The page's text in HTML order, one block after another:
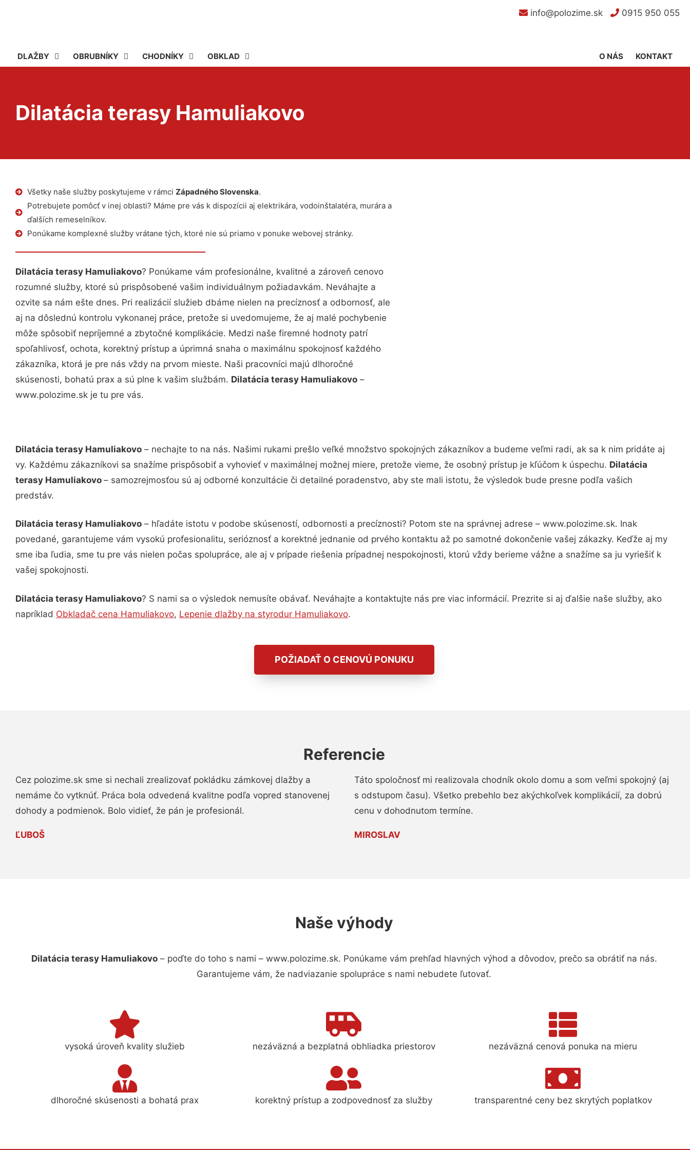
info@polozime.sk 0915 950 055
DLAŽBY OBRUBNÍKY CHODNÍKY OBKLAD KONTAKT
O NÁS
Dilatácia terasy Hamuliakovo
Všetky naše služby poskytujeme v rámci Západného Slovenska.
Potrebujete pomôcť v inej oblasti? Máme pre vás k dispozícii aj elektrikára, vodoinštalatéra, murára a
ďalších remeselníkov.
Ponúkame komplexné služby vrátane tých, ktoré nie sú priamo v ponuke webovej stránky.
Dilatácia terasy Hamuliakovo? Ponúkame vám profesionálne, kvalitné a zároveň cenovo
rozumné služby, ktoré sú prispôsobené vašim individuálnym požiadavkám. Neváhajte a
ozvite sa nám ešte dnes. Pri realizácií služieb dbáme nielen na precíznosť a odbornosť, ale
aj na dôslednú kontrolu vykonanej práce, pretože si uvedomujeme, že aj malé pochybenie
môže spôsobiť nepríjemné a zbytočné komplikácie. Medzi naše firemné hodnoty patrí
spoľahlivosť, ochota, korektný prístup a úprimná snaha o maximálnu spokojnosť každého
zákazníka, ktorá je pre nás vždy na prvom mieste. Naši pracovníci majú dlhoročné
skúsenosti, bohatú prax a sú plne k vašim službám. Dilatácia terasy Hamuliakovo –
www.polozime.sk je tu pre vás.
Dilatácia terasy Hamuliakovo – nechajte to na nás. Našimi rukami prešlo veľké množstvo spokojných zákazníkov a budeme veľmi radi, ak sa k nim pridáte aj
vy. Každému zákazníkovi sa snažíme prispôsobiť a vyhovieť v maximálnej možnej miere, pretože vieme, že osobný prístup je kľúčom k úspechu. Dilatácia
terasy Hamuliakovo – samozrejmosťou sú aj odborné konzultácie či detailné poradenstvo, aby ste mali istotu, že výsledok bude presne podľa vašich
predstáv.
Dilatácia terasy Hamuliakovo – hľadáte istotu v podobe skúseností, odbornosti a precíznosti? Potom ste na správnej adrese – www.polozime.sk. Inak
povedané, garantujeme vám vysokú profesionalitu, serióznosť a korektné jednanie od prvého kontaktu až po samotné dokončenie vašej zákazky. Keďže aj my
sme iba ľudia, sme tu pre vás nielen počas spolupráce, ale aj v prípade riešenia prípadnej nespokojnosti, ktorú vždy berieme vážne a snažíme sa ju vyriešiť k
vašej spokojnosti.
Dilatácia terasy Hamuliakovo? S nami sa o výsledok nemusíte obávať. Neváhajte a kontaktujte nás pre viac informácií. Prezrite si aj ďalšie naše služby, ako
napríklad Obkladač cena Hamuliakovo, Lepenie dlažby na styrodur Hamuliakovo.
POŽIADAŤ O CENOVÚ PONUKU
Referencie
Cez polozime.sk sme si nechali zrealizovať pokládku zámkovej dlažby a
nemáme čo vytknúť. Práca bola odvedená kvalitne podľa vopred stanovenej
dohody a podmienok. Bolo vidieť, že pán je profesionál.
ĽUBOŠ
Táto spoločnosť mi realizovala chodník okolo domu a som veľmi spokojný (aj
s odstupom času). Všetko prebehlo bez akýchkoľvek komplikácií, za dobrú
cenu v dohodnutom termíne.
MIROSLAV
Naše výhody
Dilatácia terasy Hamuliakovo– poďte do toho s nami – www.polozime.sk. Ponúkame vám prehľad hlavných výhod a dôvodov, prečo sa obrátiť na nás.
Garantujeme vám, že nadviazanie spolupráce s nami nebudete ľutovať.
vysoká úroveň kvality služieb nezáväzná a bezplatná obhliadka priestorov nezáväzná cenová ponuka na mieru
dlhoročné skúsenosti a bohatá prax korektný prístup a zodpovednosť za služby transparentné ceny bez skrytých poplatkov